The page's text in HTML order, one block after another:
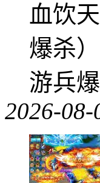
血饮
爆杀
游兵
2026-08-